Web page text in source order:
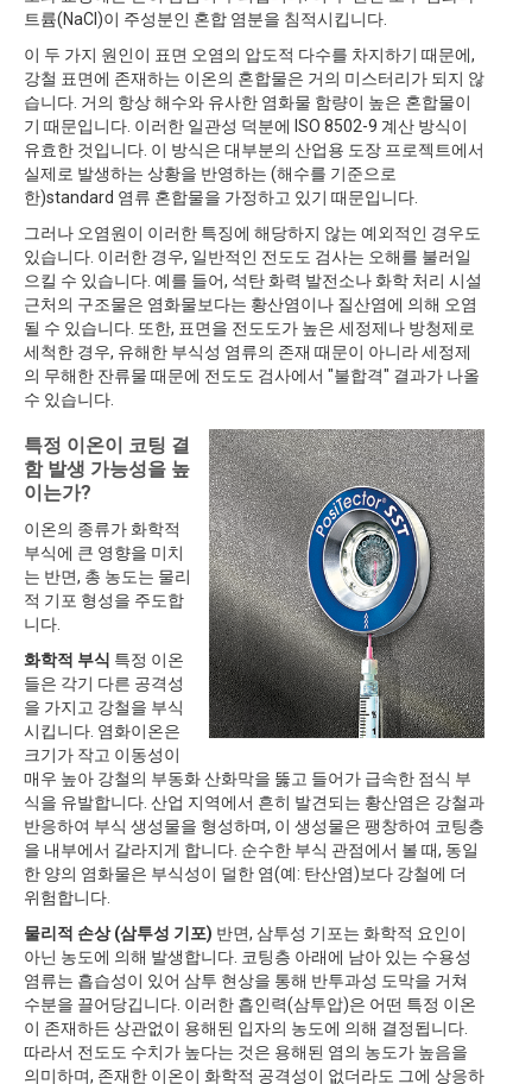
트륨(NaCl)이 주성분인 혼합 염분을 침적시킵니다.
이 두 가지 원인이 표면 오염의 압도적 다수를 차지하기 때문에,
강철 표면에 존재하는 이온의 혼합물은 거의 미스터리가 되지 않
습니다. 거의 항상 해수와 유사한 염화물 함량이 높은 혼합물이
기 때문입니다. 이러한 일관성 덕분에 ISO 8502-9 계산 방식이
유효한 것입니다. 이 방식은 대부분의 산업용 도장 프로젝트에서
실제로 발생하는 상황을 반영하는 (해수를 기준으로
한)standard 염류 혼합물을 가정하고 있기 때문입니다.
그러나 오염원이 이러한 특징에 해당하지 않는 예외적인 경우도
있습니다. 이러한 경우, 일반적인 전도도 검사는 오해를 불러일
으킬 수 있습니다. 예를 들어, 석탄 화력 발전소나 화학 처리 시설
근처의 구조물은 염화물보다는 황산염이나 질산염에 의해 오염
될 수 있습니다. 또한, 표면을 전도도가 높은 세정제나 방청제로
세척한 경우, 유해한 부식성 염류의 존재 때문이 아니라 세정제
의 무해한 잔류물 때문에 전도도 검사에서 "불합격" 결과가 나올
수 있습니다.
특정 이온이 코팅 결
함 발생 가능성을 높
이는가?
이온의 종류가 화학적
부식에 큰 영향을 미치
는 반면, 총 농도는 물리
적 기포 형성을 주도합
니다.
화학적 부식 특정 이온
들은 각기 다른 공격성
을 가지고 강철을 부식
시킵니다. 염화이온은
크기가 작고 이동성이
매우 높아 강철의 부동화 산화막을 뚫고 들어가 급속한 점식 부
식을 유발합니다. 산업 지역에서 흔히 발견되는 황산염은 강철과
반응하여 부식 생성물을 형성하며, 이 생성물은 팽창하여 코팅층
을 내부에서 갈라지게 합니다. 순수한 부식 관점에서 볼 때, 동일
한 양의 염화물은 부식성이 덜한 염(예: 탄산염)보다 강철에 더
위험합니다.
물리적 손상 (삼투성 기포) 반면, 삼투성 기포는 화학적 요인이
아닌 농도에 의해 발생합니다. 코팅층 아래에 남아 있는 수용성
염류는 흡습성이 있어 삼투 현상을 통해 반투과성 도막을 거쳐
수분을 끌어당깁니다. 이러한 흡인력(삼투압)은 어떤 특정 이온
이 존재하든 상관없이 용해된 입자의 농도에 의해 결정됩니다.
따라서 전도도 수치가 높다는 것은 용해된 염의 농도가 높음을
의미하며, 존재한 이온이 화학적 공격성이 없더라도 그에 상응하